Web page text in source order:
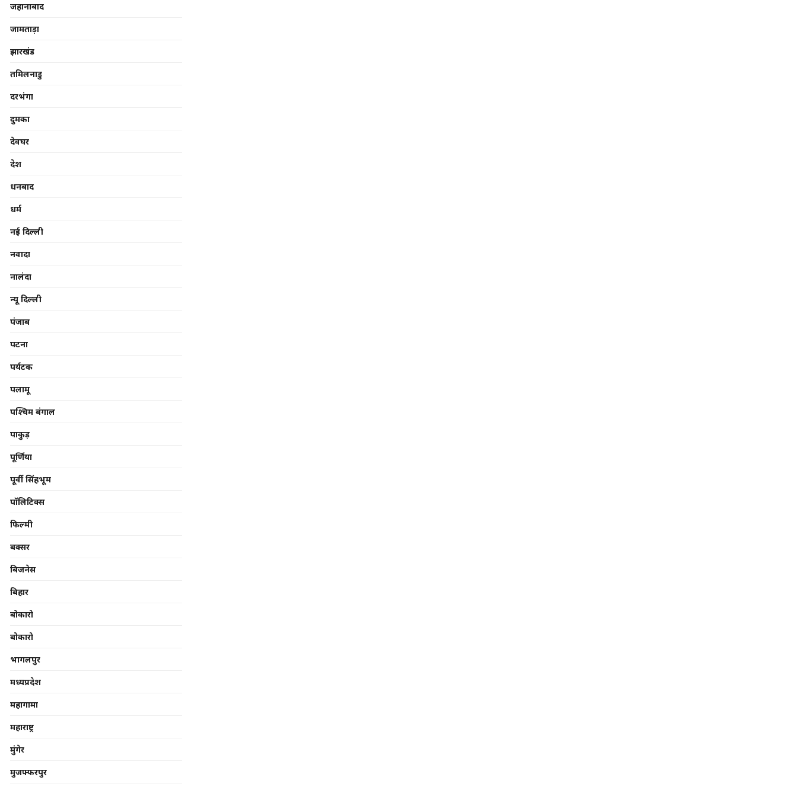
जहानाबाद
जामताड़ा
झारखंड
तमिलनाडु
दरभंगा
दुमका
देवघर
देश
धनबाद
धर्म
नई दिल्ली
नवादा
नालंदा
न्यू दिल्ली
पंजाब
पटना
पर्यटक
पलामू
पश्चिम बंगाल
पाकुड़
पूर्णिया
पूर्वी सिंहभूम
पॉलिटिक्स
फिल्मी
बक्सर
बिजनेस
बिहार
बोकारो
बोकारो
भागलपुर
मध्यप्रदेश
महागामा
महाराष्ट्र
मुंगेर
मुजफ्फरपुर